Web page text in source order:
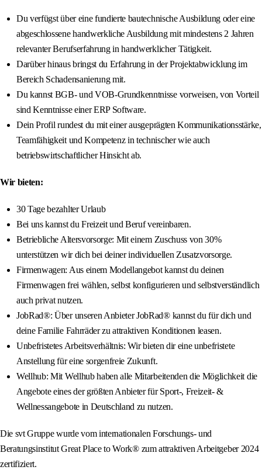
Du verfügst über eine fundierte bautechnische Ausbildung oder eine
abgeschlossene handwerkliche Ausbildung mit mindestens 2 Jahren
relevanter Berufserfahrung in handwerklicher Tätigkeit.
Darüber hinaus bringst du Erfahrung in der Projektabwicklung im
Bereich Schadensanierung mit.
Du kannst BGB- und VOB-Grundkenntnisse vorweisen, von Vorteil
sind Kenntnisse einer ERP Software.
Dein Profil rundest du mit einer ausgeprägten Kommunikationsstärke,
Teamfähigkeit und Kompetenz in technischer wie auch
betriebswirtschaftlicher Hinsicht ab.
Wir bieten:
30 Tage bezahlter Urlaub
Bei uns kannst du Freizeit und Beruf vereinbaren.
Betriebliche Altersvorsorge: Mit einem Zuschuss von 30%
unterstützen wir dich bei deiner individuellen Zusatzvorsorge.
Firmenwagen: Aus einem Modellangebot kannst du deinen
Firmenwagen frei wählen, selbst konfigurieren und selbstverständlich
auch privat nutzen.
JobRad®: Über unseren Anbieter JobRad® kannst du für dich und
deine Familie Fahrräder zu attraktiven Konditionen leasen.
Unbefristetes Arbeitsverhältnis: Wir bieten dir eine unbefristete
Anstellung für eine sorgenfreie Zukunft.
Wellhub: Mit Wellhub haben alle Mitarbeitenden die Möglichkeit die
Angebote eines der größten Anbieter für Sport-, Freizeit- &
Wellnessangebote in Deutschland zu nutzen.
Die svt Gruppe wurde vom internationalen Forschungs- und
Beratungsinstitut Great Place to Work® zum attraktiven Arbeitgeber 2024
zertifiziert.